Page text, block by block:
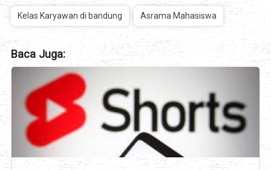
Kelas Karyawan di bandung Asrama Mahasiswa
Baca Juga: